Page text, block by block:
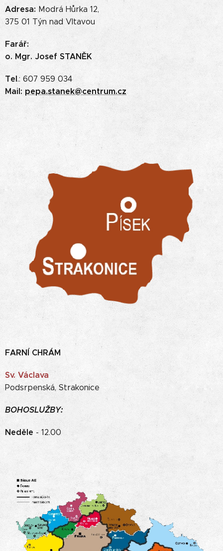
Adresa: Modrá Hůrka 12,
375 01 Týn nad Vltavou
Farář:
o. Mgr. Josef STANĚK
Tel.: 607 959 034
Mail:pepa.stanek@centrum.cz
FARNÍ CHRÁM
Sv. Václava
Podsrpenská, Strakonice
BOHOSLUŽBY:
Neděle - 12.00